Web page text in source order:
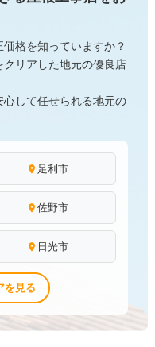
格を知っていますか？
リアした地元の優良店
して任せられる地元の
足利市
佐野市
日光市
を見る